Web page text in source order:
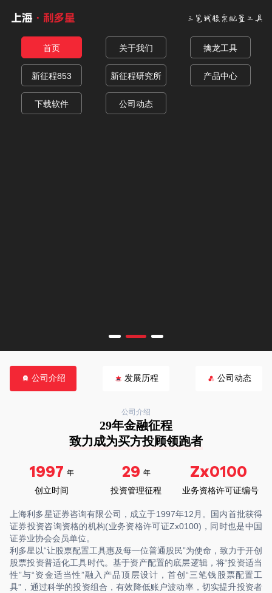
三笔钱股票配置工具
首页 关于我们 擒龙工具
新征程853 新征程研究所 产品中心
下载软件 公司动态
公司介绍
29年金融征程
致力成为买方投顾领跑者
1997 年
创立时间
29 年
投资管理征程
Zx0100
业务资格许可证编号
上海利多星证券咨询有限公司，成立于1997年12月。国内首批获得
证券投资咨询资格的机构(业务资格许可证Zx0100)，同时也是中国
证券业协会会员单位。
利多星以“让股票配置工具惠及每一位普通股民”为使命，致力于开创
股票投资普适化工具时代。基于资产配置的底层逻辑，将“投资适当
性”与“资金适当性”融入产品顶层设计，首创“三笔钱股票配置工
具”，通过科学的投资组合，有效降低账户波动率，切实提升投资者
公司介绍 发展历程 公司动态